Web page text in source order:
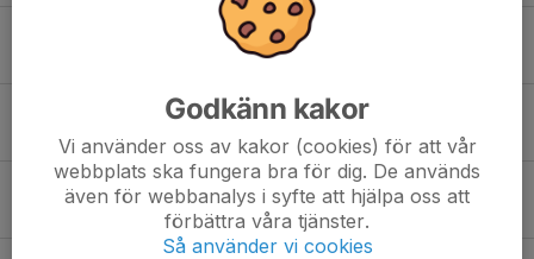
Får vi presentera ledaren i 2150 junior...
Får vi presentera ledaren i XC Crosscar junior...
5 aug, 12:00
Anmälningarna är klara...
3 aug, 23:09
Godkänn kakor
Vi använder oss av kakor (cookies) för att vår
webbplats ska fungera bra för dig. De används
även för webbanalys i syfte att hjälpa oss att
förbättra våra tjänster.
Så använder vi cookies